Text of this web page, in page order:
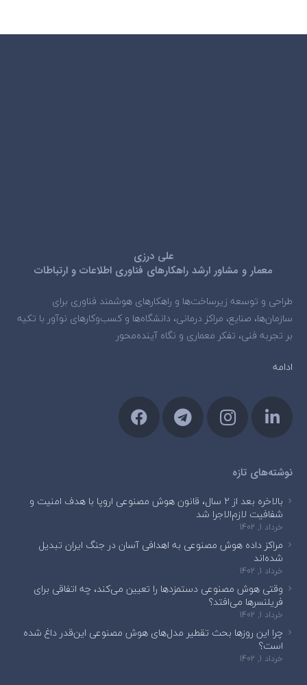
علی درزی
معمار و مشاور ارشد راهکارهای فناوری اطلاعات و ارتباطات
طراحی و توسعه زیرساخت‌ها و راهکارهای هوشمند فناوری برای
سازمان‌ها، صنایع، مراکز درمانی، دانشگاه‌ها و کسب‌وکارهای نوآور با تکیه
بر تجربه فنی، تفکر معماری و نگاه آینده‌محور
ادامه
نوشته‌های تازه
بالاخره بعد از ۲ سال، قانون هوش مصنوعی اروپا با هدف امنیت و
شفافیت لازم‌الاجرا شد
خرداد 1, 1402
مراکز داده هوش مصنوعی به اهدافی آسان در جنگ ایران تبدیل
شده‌اند
خرداد 1, 1402
وقتی هوش مصنوعی دستمزدها را تعیین می‌کند، چه اتفاقی برای
فریلنسرها می‌افتد؟
خرداد 1, 1402
چرا این روزها بحث تقطیر مدل‌های هوش مصنوعی این‌قدر داغ شده
است؟
خرداد 1, 1402